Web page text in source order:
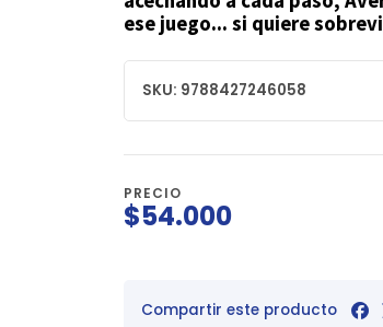
ese juego... si quiere
SKU: 9788427246058
PRECIO
$54.000
Compartir este producto